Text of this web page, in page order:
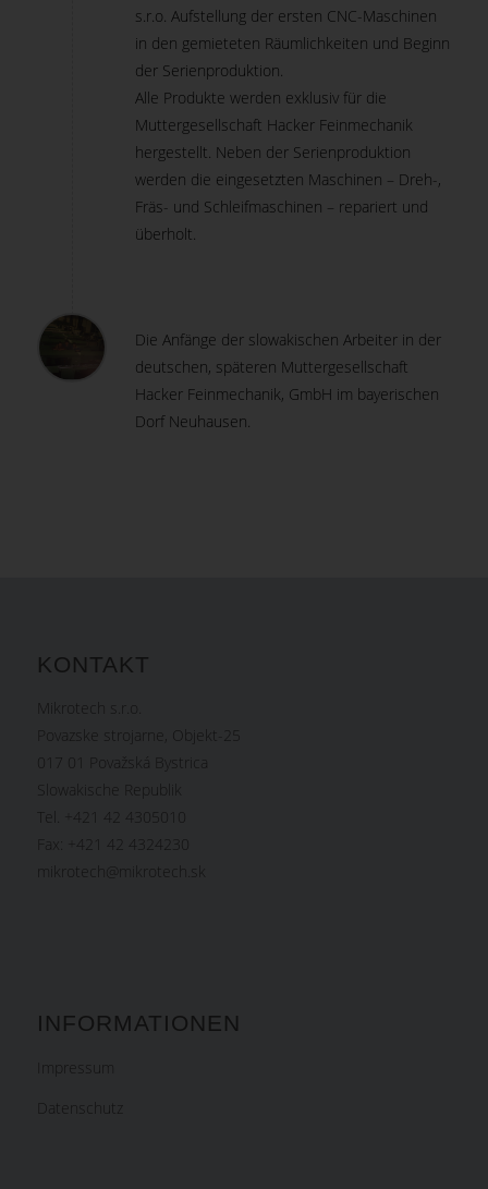
s.r.o. Aufstellung der ersten CNC-Maschinen
in den gemieteten Räumlichkeiten und Beginn
der Serienproduktion.
Alle Produkte werden exklusiv für die
Muttergesellschaft Hacker Feinmechanik
hergestellt. Neben der Serienproduktion
werden die eingesetzten Maschinen – Dreh-,
Fräs- und Schleifmaschinen – repariert und
überholt.
Die Anfänge der slowakischen Arbeiter in der
deutschen, späteren Muttergesellschaft
Hacker Feinmechanik, GmbH im bayerischen
Dorf Neuhausen.
KONTAKT
Mikrotech s.r.o.
Povazske strojarne, Objekt-25
017 01 Považská Bystrica
Slowakische Republik
Tel. +421 42 4305010
Fax: +421 42 4324230
mikrotech@mikrotech.sk
INFORMATIONEN
Impressum
Datenschutz